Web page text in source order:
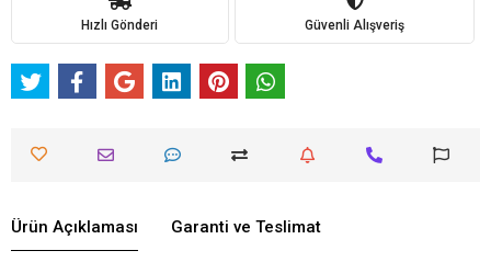
Hızlı Gönderi Güvenli Alışveriş
Ürün Açıklaması Garanti ve Teslimat